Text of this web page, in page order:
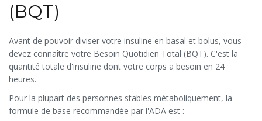
(BQT)
Avant de pouvoir diviser votre insuline en basal et bolus, vous
devez connaître votre Besoin Quotidien Total (BQT). C'est la
quantité totale d'insuline dont votre corps a besoin en 24
heures.
Pour la plupart des personnes stables métaboliquement, la
formule de base recommandée par l'ADA est :